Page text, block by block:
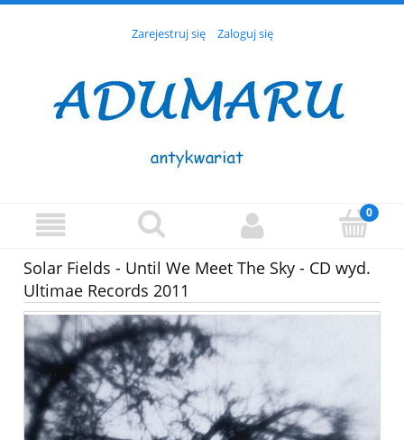
Zarejestruj się Zaloguj się
Solar Fields - Until We Meet The Sky - CD wyd.
Ultimae Records 2011